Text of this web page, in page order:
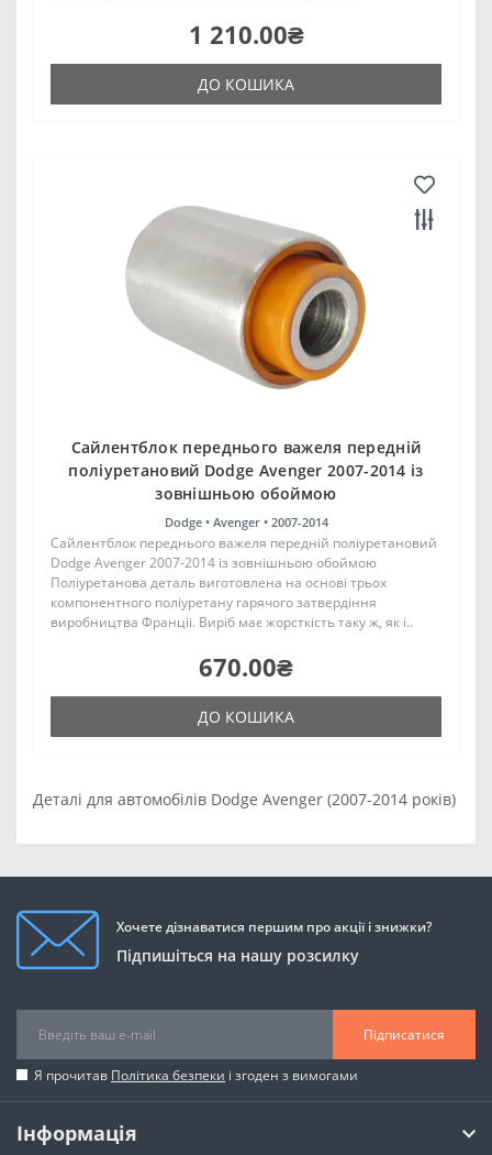
1 210.00₴
ДО КОШИКА
Сайлентблок переднього важеля передній
поліуретановий Dodge Avenger 2007-2014 із
зовнішньою обоймою
Dodge • Avenger • 2007-2014
Сайлентблок переднього важеля передній поліуретановий
Dodge Avenger 2007-2014 із зовнішньою обоймою
Поліуретанова деталь виготовлена на основі трьох
компонентного поліуретану гарячого затвердіння
виробництва Франції. Виріб має жорсткість таку ж, як і..
670.00₴
ДО КОШИКА
Деталі для автомобілів Dodge Avenger (2007-2014 років)
Хочете дізнаватися першим про акції і знижки?
Підпишіться на нашу розсилку
Підписатися
Я прочитав Політика безпеки і згоден з вимогами
Інформація